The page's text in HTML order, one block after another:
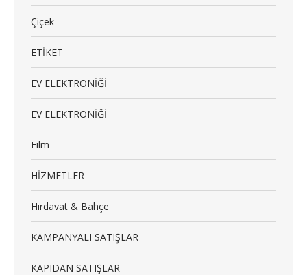
Çiçek
ETİKET
EV ELEKTRONİĞİ
EV ELEKTRONİĞİ
Film
HİZMETLER
Hırdavat & Bahçe
KAMPANYALI SATIŞLAR
KAPIDAN SATIŞLAR